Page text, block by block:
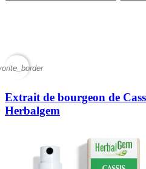
Extrait de bourgeon de
Herbalgem